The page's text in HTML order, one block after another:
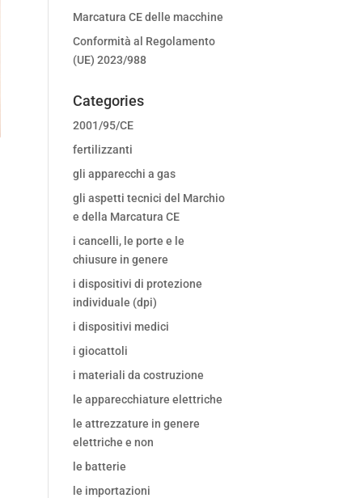
Marcatura CE delle macchine
Conformità al Regolamento
(UE) 2023/988
Categories
2001/95/CE
fertilizzanti
gli apparecchi a gas
gli aspetti tecnici del Marchio
e della Marcatura CE
i cancelli, le porte e le
chiusure in genere
i dispositivi di protezione
individuale (dpi)
i dispositivi medici
i giocattoli
i materiali da costruzione
le apparecchiature elettriche
le attrezzature in genere
elettriche e non
le batterie
le importazioni